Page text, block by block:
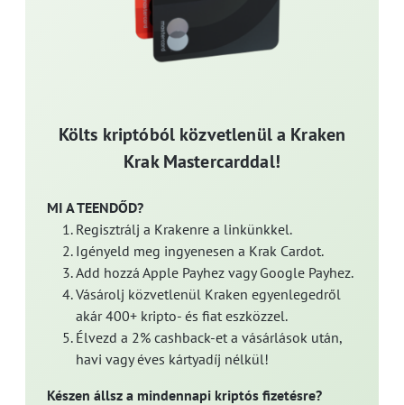
Költs kriptóból közvetlenül a Kraken
Krak Mastercarddal!
MI A TEENDŐD?
Regisztrálj a Krakenre a linkünkkel.
Igényeld meg ingyenesen a Krak Cardot.
Add hozzá Apple Payhez vagy Google Payhez.
Vásárolj közvetlenül Kraken egyenlegedről
akár 400+ kripto- és fiat eszközzel.
Élvezd a 2% cashback-et a vásárlások után,
havi vagy éves kártyadíj nélkül!
Készen állsz a mindennapi kriptós fizetésre?